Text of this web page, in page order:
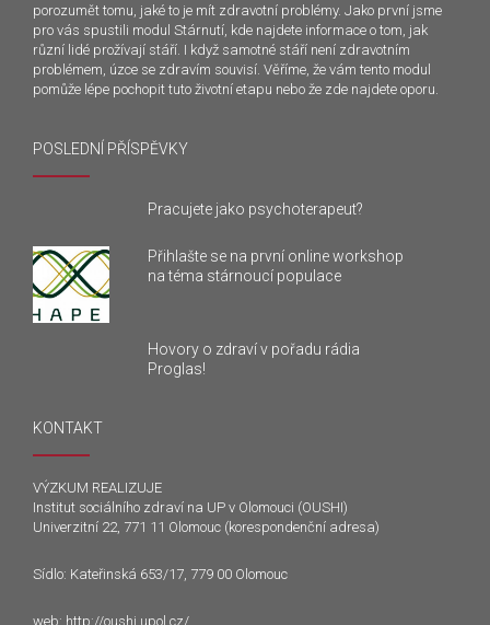
porozumět tomu, jaké to je mít zdravotní problémy. Jako první jsme
pro vás spustili modul Stárnutí, kde najdete informace o tom, jak
různí lidé prožívají stáří. I když samotné stáří není zdravotním
problémem, úzce se zdravím souvisí. Věříme, že vám tento modul
pomůže lépe pochopit tuto životní etapu nebo že zde najdete oporu.
POSLEDNÍ PŘÍSPĚVKY
Pracujete jako psychoterapeut?
Přihlašte se na první online workshop
na téma stárnoucí populace
Hovory o zdraví v pořadu rádia
Proglas!
KONTAKT
VÝZKUM REALIZUJE
Institut sociálního zdraví na UP v Olomouci (OUSHI)
Univerzitní 22, 771 11 Olomouc (korespondenční adresa)
Sídlo: Kateřinská 653/17, 779 00 Olomouc
web: http://oushi.upol.cz/